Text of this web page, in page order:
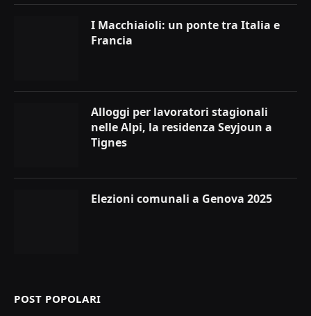
I Macchiaioli: un ponte tra Italia e
Francia
Alloggi per lavoratori stagionali
nelle Alpi, la residenza Seyjoun a
Tignes
Elezioni comunali a Genova 2025
POST POPOLARI